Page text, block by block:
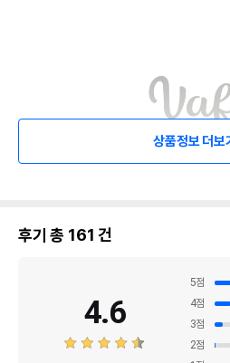
상품정보 더보
후기 총 161 건
4.6
5점
4점
3점
2점